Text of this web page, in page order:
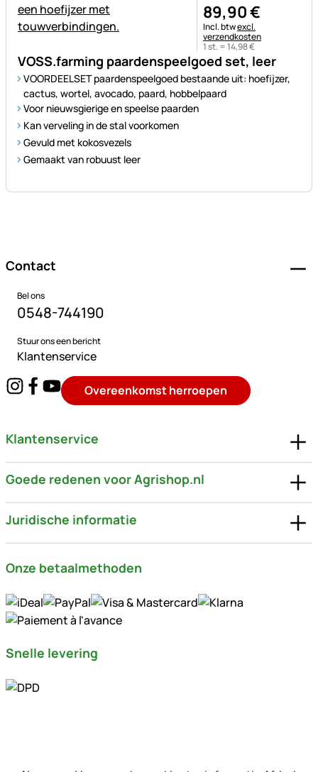
VOSS.farming paardenspeelgoed set, leer
VOORDEELSET paardenspeelgoed bestaande uit: hoefijzer,
cactus, wortel, avocado, paard, hobbelpaard
Voor nieuwsgierige en speelse paarden
Kan verveling in de stal voorkomen
Gevuld met kokosvezels
Gemaakt van robuust leer
89,90€
Belastinginformatie:
Incl. btwexcl.
verzendkosten
1 st. =14,98€
Contact
Bel ons
0548-744190
Stuur ons een bericht
Klantenservice
Overeenkomst herroepen
Klantenservice
Goede redenen voor Agrishop.nl
Juridische informatie
Onze betaalmethoden
Snelle levering